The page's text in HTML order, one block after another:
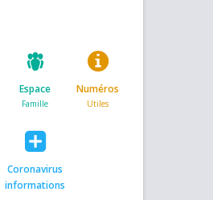
Espace Numéros
Coronavirus
informations